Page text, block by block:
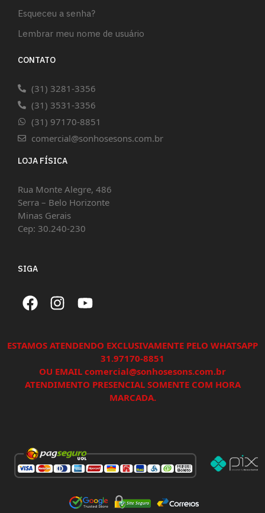
Esqueceu a senha?
Lembrar meu nome de usuário
CONTATO
(31) 3281-3356
(31) 3531-3356
(31) 97170-8851
comercial@sonhosesons.com.br
LOJA FÍSICA
Rua Monte Alegre, 486
Serra – Belo Horizonte
Minas Gerais
Cep: 30.240-230
SIGA
ESTAMOS ATENDENDO EXCLUSIVAMENTE PELO WHATSAPP
31.97170-8851
OU EMAIL comercial@sonhosesons.com.br
ATENDIMENTO PRESENCIAL SOMENTE COM HORA
MARCADA.